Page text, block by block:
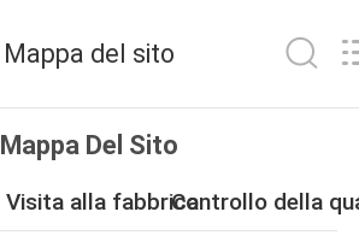
Mappa del sito
Mappa Del Sito
Visita alla fabbricaControllo della